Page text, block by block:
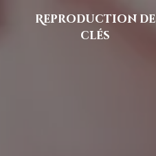
Reproduction de
clés